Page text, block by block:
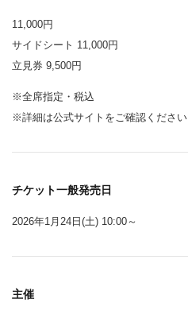
11,000円
サイドシート 11,000円
立見券 9,500円
※全席指定・税込
※詳細は公式サイトをご確認ください
チケット一般発売日
2026年1月24日(土) 10:00～
主催